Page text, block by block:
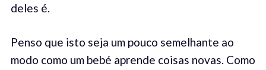
deles é.
Penso que isto seja um pouco semelhante ao
modo como um bebé aprende coisas novas. Como